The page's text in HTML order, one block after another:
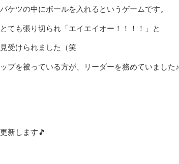
ケツの中にボールを入れるというゲームです。
ても張り切られ「エイエイオー！！！！」と
受けられました（笑
プを被っている方が、リーダーを務めていました♪
新します🎵